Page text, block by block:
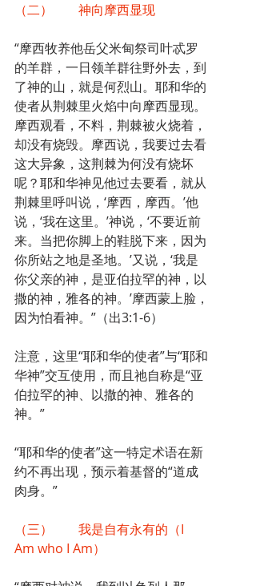
（二）	神向摩西显现
“摩西牧养他岳父米甸祭司叶忒罗
的羊群，一日领羊群往野外去，到
了神的山，就是何烈山。耶和华的
使者从荆棘里火焰中向摩西显现。
摩西观看，不料，荆棘被火烧着，
却没有烧毁。摩西说，我要过去看
这大异象，这荆棘为何没有烧坏
呢？耶和华神见他过去要看，就从
荆棘里呼叫说，‘摩西，摩西。’他
说，‘我在这里。’神说，‘不要近前
来。当把你脚上的鞋脱下来，因为
你所站之地是圣地。’又说，‘我是
你父亲的神，是亚伯拉罕的神，以
撒的神，雅各的神。’摩西蒙上脸，
因为怕看神。”（出3:1-6）
注意，这里“耶和华的使者”与“耶和
华神”交互使用，而且祂自称是“亚
伯拉罕的神、以撒的神、雅各的
神。”
“耶和华的使者”这一特定术语在新
约不再出现，预示着基督的“道成
肉身。”
（三）	我是自有永有的（I
Am who I Am）